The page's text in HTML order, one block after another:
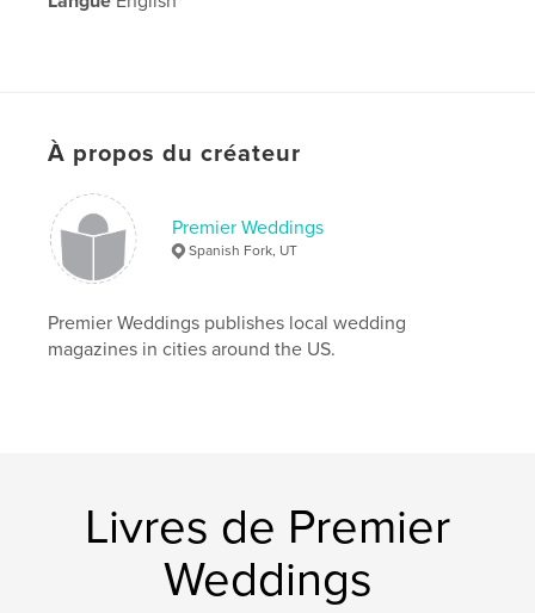
À propos du créateur
Premier Weddings
Spanish Fork, UT
Premier Weddings publishes local wedding
magazines in cities around the US.
Livres de Premier
Weddings